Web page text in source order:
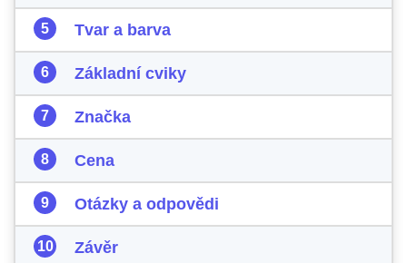
Tvar a barva
Základní cviky
Značka
Cena
Otázky a odpovědi
Závěr